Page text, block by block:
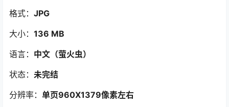
格式： JPG
大小： 136 MB
语言： 中文（萤火虫）
状态： 未完结
分辨率： 单页960X1379像素左右